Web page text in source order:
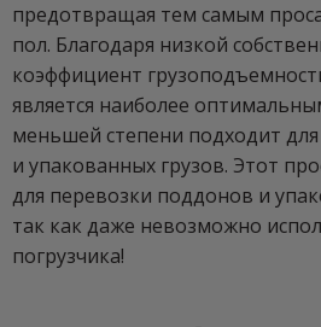
предотвращая тем самым
пол. Благодаря низкой
коэффициент
является наиболее
меньшей степени подходит
и упакованных грузов. Этот
для перевозки поддонов и
так как даже невозможно
погрузчика!